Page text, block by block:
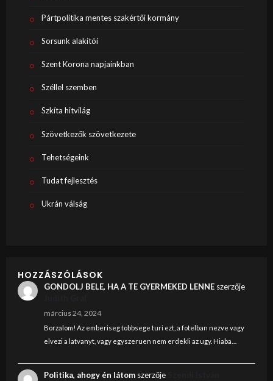
Pártpolitika mentes szakértői kormány
Sorsunk alakítói
Szent Korona napjainkban
Széllel szemben
Szkíta hitvilág
Szövetkezők szövetkezete
Tehetségeink
Tudat fejlesztés
Ukrán válság
HOZZÁSZÓLÁSOK
GONDOLJ BELE, HA A TE GYERMEKED LENNEszerzője
március 24, 2024
Borzalom! Az emberiseg tobbsege turi ezt, a fotelban nezve vagy
elvezi a latvanyt, vagy egyszeruen nem erdekli az ugy. Hiaba…
Politika, ahogy én látomszerzője